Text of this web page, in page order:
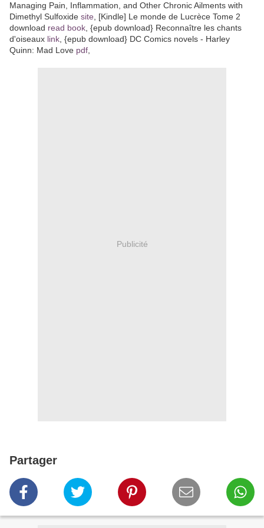
Managing Pain, Inflammation, and Other Chronic Ailments with
Dimethyl Sulfoxide site , [Kindle] Le monde de Lucrèce Tome 2
download read book , {epub download} Reconnaître les chants
d'oiseaux link , {epub download} DC Comics novels - Harley
Quinn: Mad Love pdf
Publicité
Partager